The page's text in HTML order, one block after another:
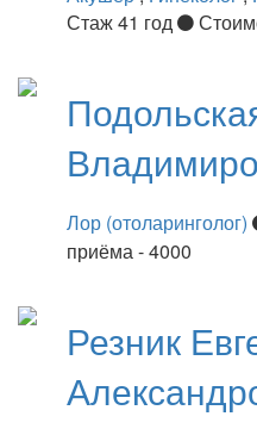
Стаж 41 год
Лор (отоларинголог)
приёма - 4000
Резник